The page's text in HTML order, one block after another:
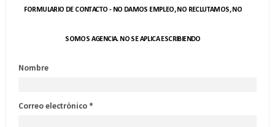
FORMULARIO DE CONTACTO - NO DAMOS EMPLEO, NO RECLUTAMOS, NO
SOMOS AGENCIA. NO SE APLICA ESCRIBIENDO
Nombre
Correo electrónico *